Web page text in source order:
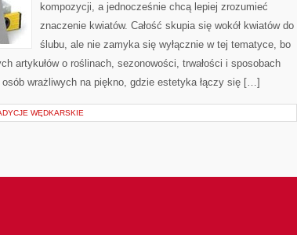
kompozycji, a jednocześnie chcą lepiej zrozumieć
znaczenie kwiatów. Całość skupia się wokół kwiatów do
ślubu, ale nie zamyka się wyłącznie w tej tematyce, bo
artykułów o roślinach, sezonowości, trwałości i sposobach
osób wrażliwych na piękno, gdzie estetyka łączy się […]
WĘDKARSKIE